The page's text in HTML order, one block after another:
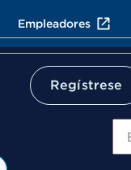
Empleadores
Regístrese